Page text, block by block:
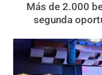
Más de 2.000
segunda